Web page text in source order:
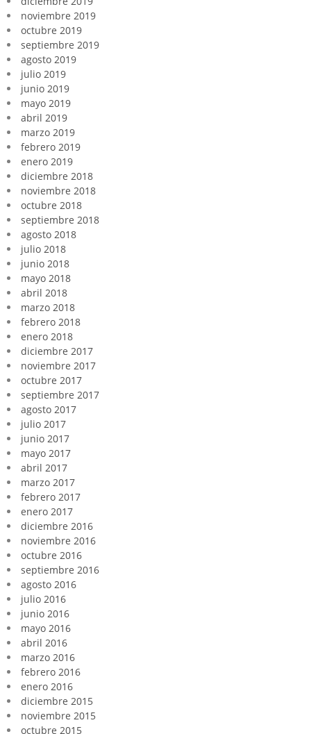
noviembre 2019
octubre 2019
septiembre 2019
agosto 2019
julio 2019
junio 2019
mayo 2019
abril 2019
marzo 2019
febrero 2019
enero 2019
diciembre 2018
noviembre 2018
octubre 2018
septiembre 2018
agosto 2018
julio 2018
junio 2018
mayo 2018
abril 2018
marzo 2018
febrero 2018
enero 2018
diciembre 2017
noviembre 2017
octubre 2017
septiembre 2017
agosto 2017
julio 2017
junio 2017
mayo 2017
abril 2017
marzo 2017
febrero 2017
enero 2017
diciembre 2016
noviembre 2016
octubre 2016
septiembre 2016
agosto 2016
julio 2016
junio 2016
mayo 2016
abril 2016
marzo 2016
febrero 2016
enero 2016
diciembre 2015
noviembre 2015
octubre 2015